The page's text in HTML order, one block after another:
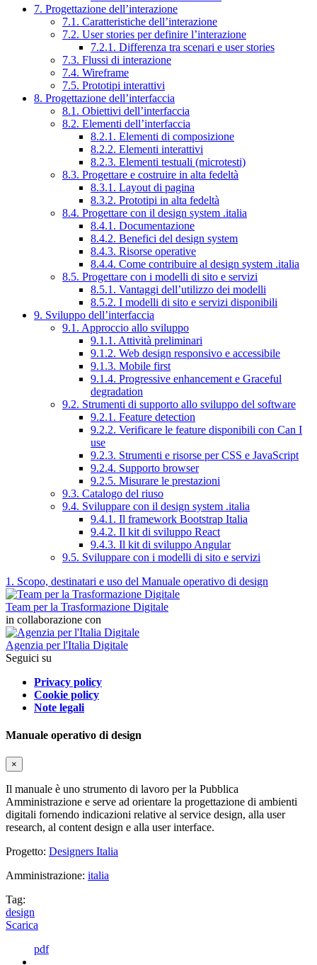
7. Progettazione dell’interazione
7.1. Caratteristiche dell’interazione
7.2. User stories per definire l’interazione
7.2.1. Differenza tra scenari e user stories
7.3. Flussi di interazione
7.4. Wireframe
7.5. Prototipi interattivi
8. Progettazione dell’interfaccia
8.1. Obiettivi dell’interfaccia
8.2. Elementi dell’interfaccia
8.2.1. Elementi di composizione
8.2.2. Elementi interattivi
8.2.3. Elementi testuali (microtesti)
8.3. Progettare e costruire in alta fedeltà
8.3.1. Layout di pagina
8.3.2. Prototipi in alta fedeltà
8.4. Progettare con il design system .italia
8.4.1. Documentazione
8.4.2. Benefici del design system
8.4.3. Risorse operative
8.4.4. Come contribuire al design system .italia
8.5. Progettare con i modelli di sito e servizi
8.5.1. Vantaggi dell’utilizzo dei modelli
8.5.2. I modelli di sito e servizi disponibili
9. Sviluppo dell’interfaccia
9.1. Approccio allo sviluppo
9.1.1. Attività preliminari
9.1.2. Web design responsivo e accessibile
9.1.3. Mobile first
9.1.4. Progressive enhancement e Graceful
degradation
9.2. Strumenti di supporto allo sviluppo del software
9.2.1. Feature detection
9.2.2. Verificare le feature disponibili con Can I
use
9.2.3. Strumenti e risorse per CSS e JavaScript
9.2.4. Supporto browser
9.2.5. Misurare le prestazioni
9.3. Catalogo del riuso
9.4. Sviluppare con il design system .italia
9.4.1. Il framework Bootstrap Italia
9.4.2. Il kit di sviluppo React
9.4.3. Il kit di sviluppo Angular
9.5. Sviluppare con i modelli di sito e servizi
1. Scopo, destinatari e uso del Manuale operativo di design
Team per la Trasformazione Digitale
in collaborazione con
Agenzia per l'Italia Digitale
Seguici su
Privacy policy
Cookie policy
Note legali
Manuale operativo di design
×
Il manuale è uno strumento di lavoro per la Pubblica
Amministrazione e serve ad orientare la progettazione di ambienti
digitali fornendo indicazioni relative al service design, alla user
research, al content design e alla user interface.
Progetto: Designers Italia
Amministrazione: italia
Tag:
design
Scarica
pdf